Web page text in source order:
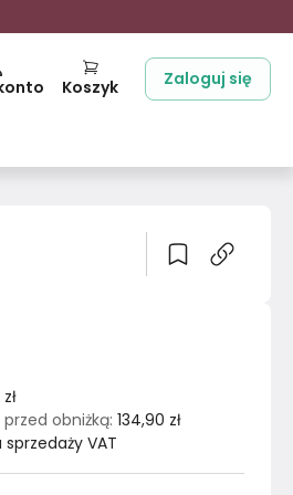
Koszyk Zaloguj się
obniżką: 134,90 zł
sprzedaży VAT